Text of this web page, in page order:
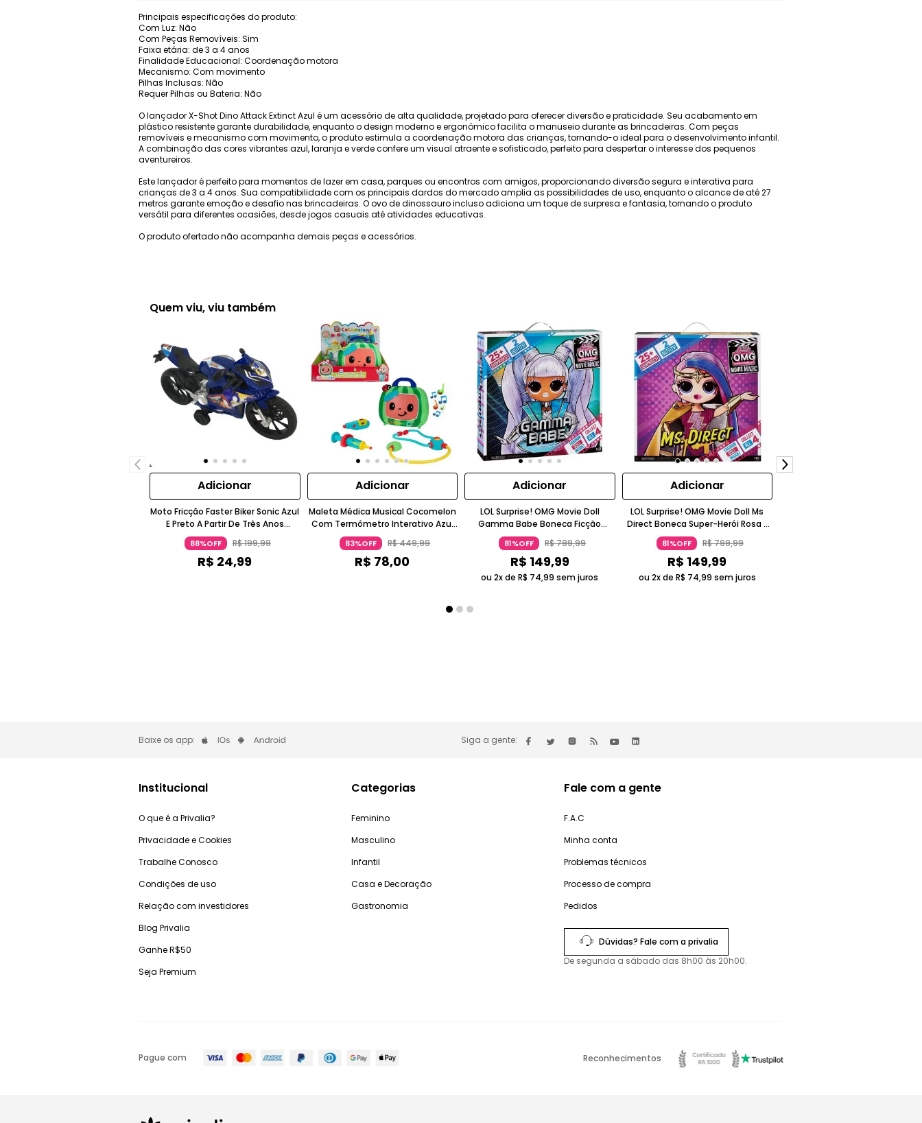
Principais especificações do produto:
Com Luz: Não
Com Peças Removíveis: Sim
Faixa etária: de 3 a 4 anos
Finalidade Educacional: Coordenação motora
Mecanismo: Com movimento
Pilhas Inclusas: Não
Requer Pilhas ou Bateria: Não
O lançador X-Shot Dino Attack Extinct Azul é um acessório de alta qualidade, projetado para oferecer diversão e praticidade. Seu acabamento em
plástico resistente garante durabilidade, enquanto o design moderno e ergonômico facilita o manuseio durante as brincadeiras. Com peças
removíveis e mecanismo com movimento, o produto estimula a coordenação motora das crianças, tornando-o ideal para o desenvolvimento infantil.
A combinação das cores vibrantes azul, laranja e verde confere um visual atraente e sofisticado, perfeito para despertar o interesse dos pequenos
aventureiros.
Este lançador é perfeito para momentos de lazer em casa, parques ou encontros com amigos, proporcionando diversão segura e interativa para
crianças de 3 a 4 anos. Sua compatibilidade com os principais dardos do mercado amplia as possibilidades de uso, enquanto o alcance de até 27
metros garante emoção e desafio nas brincadeiras. O ovo de dinossauro incluso adiciona um toque de surpresa e fantasia, tornando o produto
versátil para diferentes ocasiões, desde jogos casuais até atividades educativas.
O produto ofertado não acompanha demais peças e acessórios.
Quem viu, viu também
Adicionar
Moto Fricção Faster Biker Sonic Azul
E Preto A Partir De Três Anos
Candide
88%OFF R$199,99
R$ 24,99
Adicionar
Maleta Médica Musical Cocomelon
Com Termômetro Interativo Azul
Claro Para 1 A 2 Anos Candide
83%OFF R$449,99
R$ 78,00
Adicionar
LOL Surprise! OMG Movie Doll
Gamma Babe Boneca Ficção
Científica Roxo Metálico 5-7 Anos
Candide
81%OFF R$799,99
R$ 149,99
ou 2x deR$ 74,99 sem juros
Adicionar
LOL Surprise! OMG Movie Doll Ms
Direct Boneca Super-Herói Rosa E
Roxo 5-7 Anos Candide
81%OFF R$799,99
R$ 149,99
ou 2x de R$ 74,99 sem juros
Baixe os app: Siga a gente:
Institucional
O que é a Privalia?
Privacidade e Cookies
Trabalhe Conosco
Condições de uso
Relação com investidores
Blog Privalia
Ganhe R$50
Seja Premium
Categorias
Feminino
Masculino
Infantil
Casa e Decoração
Gastronomia
Fale com a gente
F.A.C
Minha conta
Problemas técnicos
Processo de compra
Pedidos
Dúvidas? Fale com a privalia
De segunda a sábado das 8h00 às 20h00.
Pague com Reconhecimentos